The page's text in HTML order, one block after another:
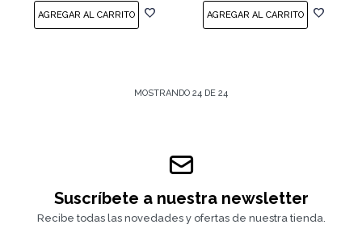
MOSTRANDO 24 DE 24
Suscríbete a nuestra newsletter
Recibe todas las novedades y ofertas de nuestra tienda.